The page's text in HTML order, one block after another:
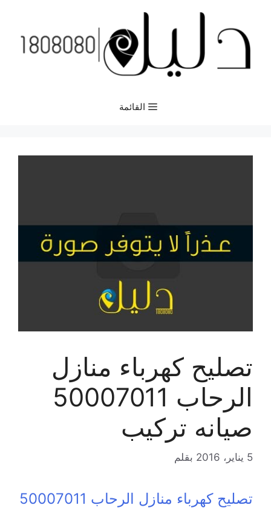
المحتوى
القائمة
تصليح كهرباء منازل
الرحاب 50007011
صيانه تركيب
5 يناير، 2016 بقلم
تصليح كهرباء منازل الرحاب 50007011